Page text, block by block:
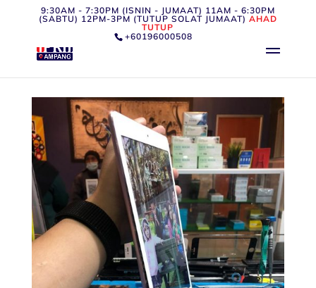
9:30AM - 7:30PM (ISNIN - JUMAAT) 11AM - 6:30PM
(SABTU) 12PM-3PM (TUTUP SOLAT JUMAAT) AHAD
TUTUP
+60196000508